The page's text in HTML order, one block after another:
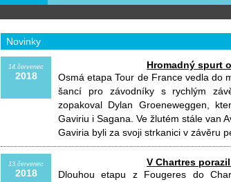
Novinky
14.červenec
2018
Hromadný spurt
Osmá etapa Tour de France vedla do
šancí pro závodníky s rychlým
zopakoval Dylan Groeneweggen,
Gaviriu i Sagana. Ve žlutém stále van
Gaviria byli za svoji strkanici v závěru
13.červenec
2018
V Chartres
Dlouhou etapu z Fougeres do